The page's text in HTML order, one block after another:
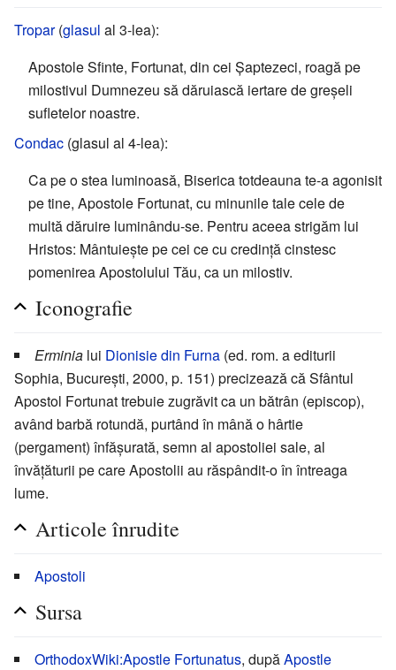
Tropar(glasul al 3-lea):
Apostole Sfinte, Fortunat, din cei Șaptezeci, roagă pe
milostivul Dumnezeu să dăruiască iertare de greșeli
sufletelor noastre.
Condac (glasul al 4-lea):
Ca pe o stea luminoasă, Biserica totdeauna te-a agonisit
pe tine, Apostole Fortunat, cu minunile tale cele de
multă dăruire luminându-se. Pentru aceea strigăm lui
Hristos: Mântuiește pe cei ce cu credință cinstesc
pomenirea Apostolului Tău, ca un milostiv.
Iconografie
Erminia lui Dionisie din Furna (ed. rom. a editurii
Sophia, București, 2000, p. 151) precizează că Sfântul
Apostol Fortunat trebuie zugrăvit ca un bătrân (episcop),
având barbă rotundă, purtând în mână o hârtie
(pergament) înfășurată, semn al apostoliei sale, al
învățăturii pe care Apostolii au răspândit-o în întreaga
lume.
Articole înrudite
Apostoli
Sursa
OrthodoxWiki:Apostle Fortunatus, dupăApostle